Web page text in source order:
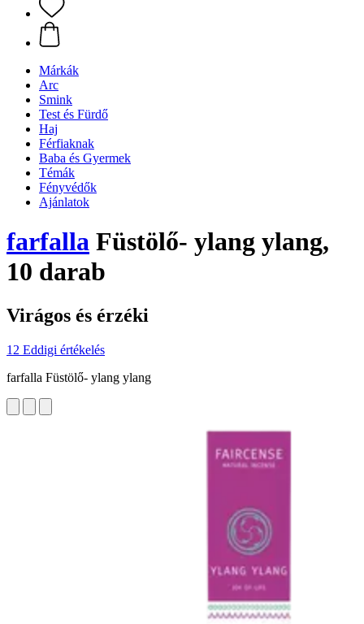
Márkák
Arc
Smink
Test és Fürdő
Haj
Férfiaknak
Baba és Gyermek
Témák
Fényvédők
Ajánlatok
farfalla Füstölő- ylang ylang,
10 darab
Virágos és érzéki
12 Eddigi értékelés
farfalla Füstölő- ylang ylang